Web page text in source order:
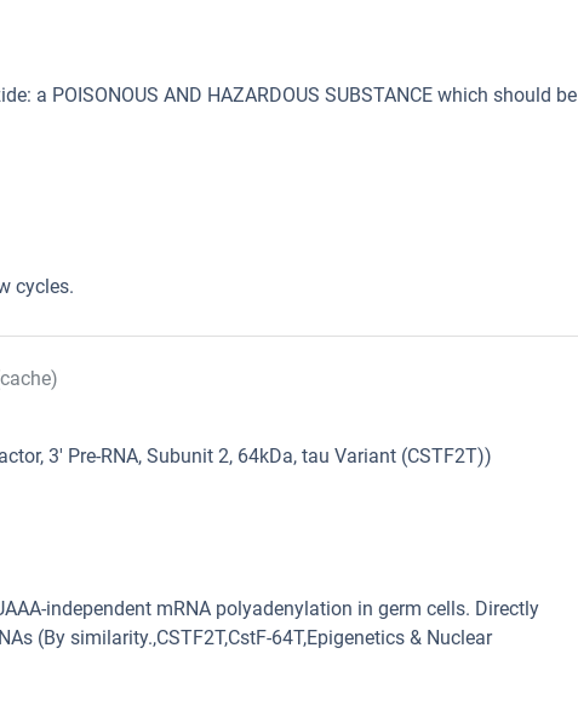
a POISONOUS AND HAZARDOUS SUBSTANCE which should be
cycles.
3' Pre-RNA, Subunit 2, 64kDa, tau Variant (CSTF2T))
independent mRNA polyadenylation in germ cells. Directly
(By similarity.,CSTF2T,CstF-64T,Epigenetics & Nuclear